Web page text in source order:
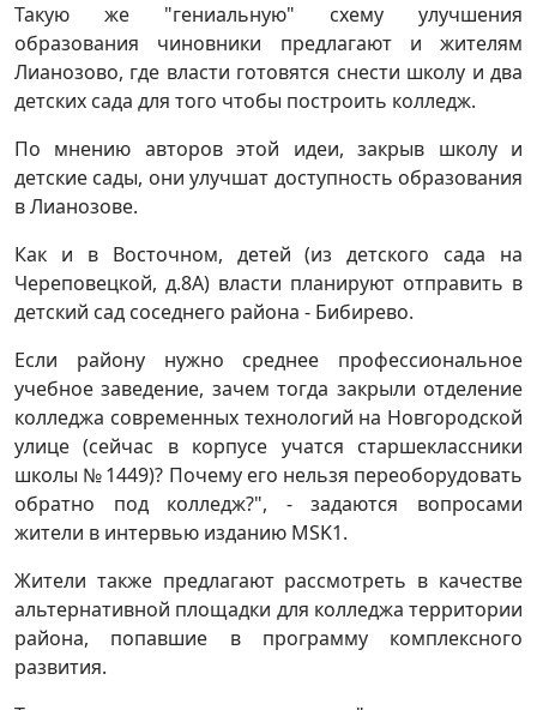
Такую же "гениальную" схему улучшения
образования чиновники предлагают и жителям
Лианозово, где власти готовятся снести школу и два
детских сада для того чтобы построить колледж.
По мнению авторов этой идеи, закрыв школу и
детские сады, они улучшат доступность образования
в Лианозове.
Как и в Восточном, детей (из детского сада на
Череповецкой, д.8А) власти планируют отправить в
детский сад соседнего района - Бибирево.
Если району нужно среднее профессиональное
учебное заведение, зачем тогда закрыли отделение
колледжа современных технологий на Новгородской
улице (сейчас в корпусе учатся старшеклассники
школы № 1449)? Почему его нельзя переоборудовать
обратно под колледж?", - задаются вопросами
жители в интервью изданию MSK1.
Жители также предлагают рассмотреть в качестве
альтернативной площадки для колледжа территории
района, попавшие в программу комплексного
развития.